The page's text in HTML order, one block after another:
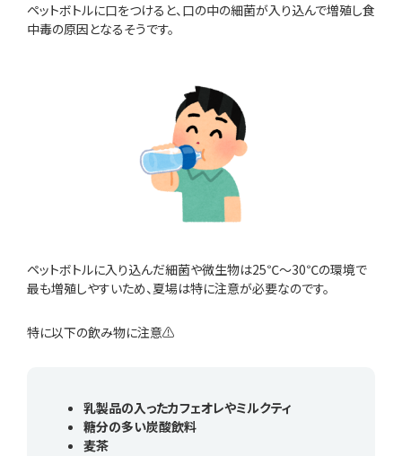
ペットボトルに口をつけると、口の中の細菌が入り込んで増殖し食
中毒の原因となるそうです。
ペットボトルに入り込んだ細菌や微生物は25℃～30℃の環境で
最も増殖しやすいため、夏場は特に注意が必要なのです。
特に以下の飲み物に注意⚠
乳製品の入ったカフェオレやミルクティ
糖分の多い炭酸飲料
麦茶